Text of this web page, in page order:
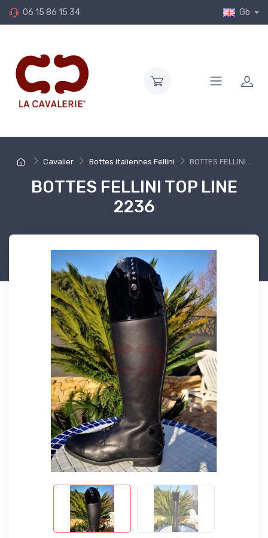
06 15 86 15 34 Gb
Cavalier Bottes italiennes Fellini BOTTES FELLINI...
BOTTES FELLINI TOP LINE
2236